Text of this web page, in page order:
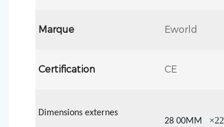
Marque Eworld
Certification CE
Dimensions externes
28 00MM ×22